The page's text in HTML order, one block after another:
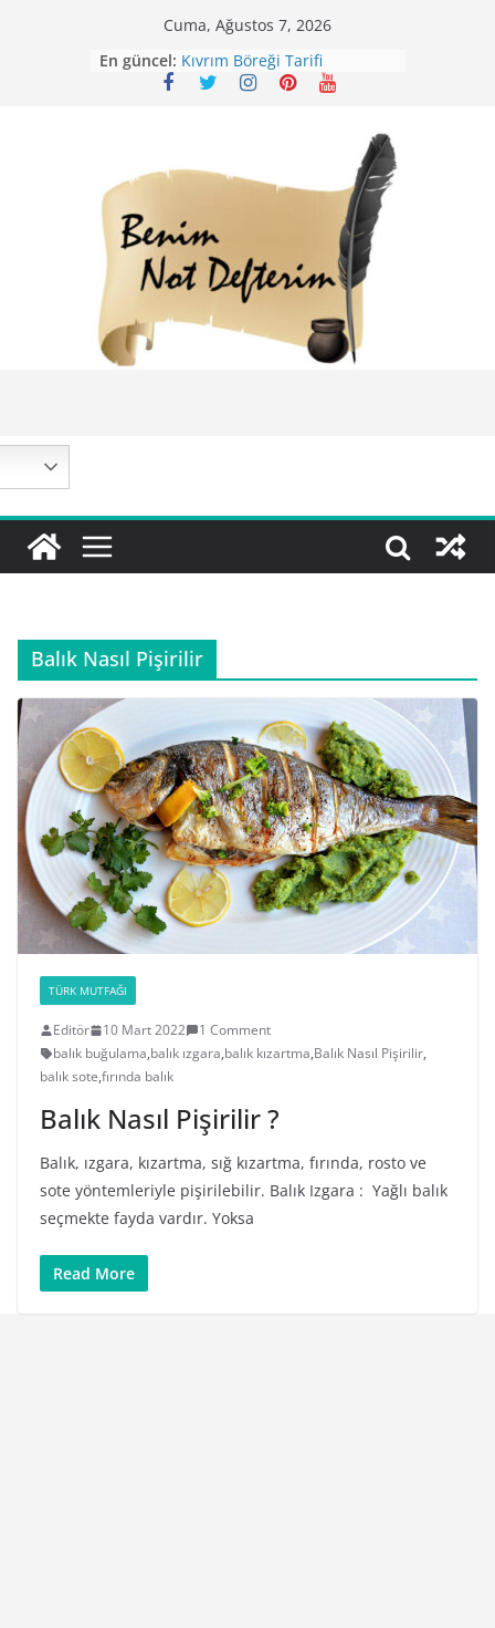
Cuma, Ağustos 7, 2026
En güncel:
Mirik Köfte Tarifi – Sivas
Kıvrım Böreği Tarifi
Karabuğday Pilavı Tarifi
Balık Nasıl Pişirilir
TÜRK MUTFAĞI
Editör 10 Mart 2022
1 Comment
balık buğulama,balık ızgara,balık kızartma,Balık Nasıl Pişirilir,
balık sote,fırında balık
Balık Nasıl Pişirilir ?
Balık, ızgara, kızartma, sığ kızartma, fırında, rosto ve
sote yöntemleriyle pişirilebilir. Balık Izgara : Yağlı balık
seçmekte fayda vardır. Yoksa
Read More